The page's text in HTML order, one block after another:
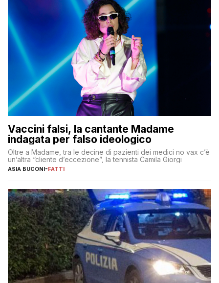
Vaccini falsi, la cantante Madame
indagata per falso ideologico
Oltre a Madame, tra le decine di pazienti dei medici no vax c’è
un’altra “cliente d’eccezione”, la tennista Camila Giorgi
ASIA BUCONI-FATTI